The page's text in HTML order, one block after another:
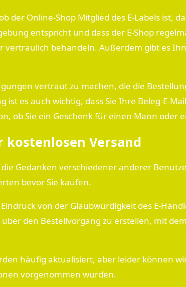
Online-Shop Mitglied des E-Labels ist,
entspricht und dass der E-Shop
vertraulich behandeln. Außerdem gibt es
vertraut zu machen, die die
es auch wichtig, dass Sie Ihre Beleg-E-
ob Sie ein Geschenk für einen Mann oder
Versand
Gedanken verschiedener anderer
bevor Sie kaufen.
von der Glaubwürdigkeit des E-
den Bestellvorgang zu erstellen, mit
häufig aktualisiert, aber leider können
vorgenommen wurden.